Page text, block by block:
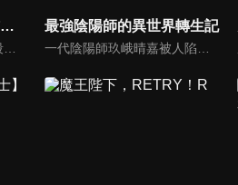
世界盡頭的聖騎士 鐵鏽之山的君王 最強陰陽師的異世界轉生記